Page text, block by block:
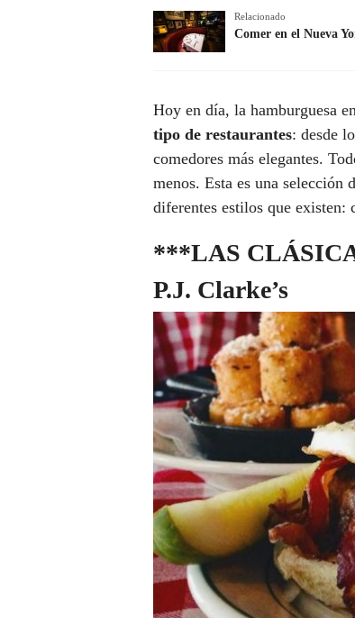
Relacionado
Comer en el Nueva
Hoy en día, la hamburguesa
tipo de restaurantes: desde
comedores más elegantes.
menos. Esta es una selección
diferentes estilos que existen:
***LAS
P.J. Clarke’s